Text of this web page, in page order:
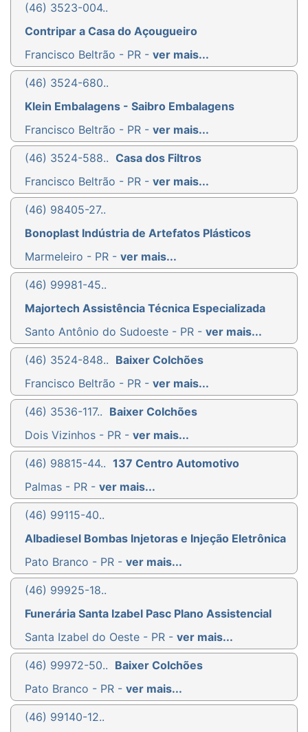
(46) 3523-004..
Contripar a Casa do Açougueiro
Francisco Beltrão - PR - ver mais...
(46) 3524-680..
Klein Embalagens - Saibro Embalagens
Francisco Beltrão - PR - ver mais...
(46) 3524-588.. Casa dos Filtros
Francisco Beltrão - PR - ver mais...
(46) 98405-27..
Bonoplast Indústria de Artefatos Plásticos
Marmeleiro - PR - ver mais...
(46) 99981-45..
Majortech Assistência Técnica Especializada
Santo Antônio do Sudoeste - PR - ver mais...
(46) 3524-848.. Baixer Colchões
Francisco Beltrão - PR - ver mais...
(46) 3536-117.. Baixer Colchões
Dois Vizinhos - PR - ver mais...
(46) 98815-44.. 137 Centro Automotivo
Palmas - PR - ver mais...
(46) 99115-40..
Albadiesel Bombas Injetoras e Injeção Eletrônica
Pato Branco - PR - ver mais...
(46) 99925-18..
Funerária Santa Izabel Pasc Plano Assistencial
Santa Izabel do Oeste - PR - ver mais...
(46) 99972-50.. Baixer Colchões
Pato Branco - PR - ver mais...
(46) 99140-12..